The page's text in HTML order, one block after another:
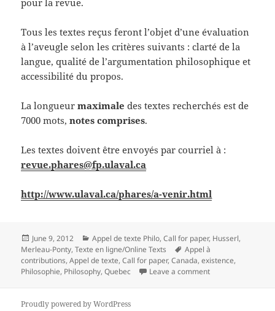
Tous les textes reçus feront l’objet d’une évaluation
à l’aveugle selon les critères suivants : clarté de la
langue, qualité de l’argumentation philosophique et
accessibilité du propos.
La longueurmaximale des textes recherchés est de
7000 mots,notes comprises.
Les textes doivent être envoyés par courriel à :
revue.phares@fp.ulaval.ca
http://www.ulaval.ca/phares/a-venir.html
Posted
on
June 9, 2012 Categories
Appel de texte Philo,Call for paper, Husserl,
Merleau-Ponty,Texte en ligne/Online Texts Tags
Appel à
contributions,Appel de texte,Call for paper,Canada,existence,
Philosophie, Philosophy,Quebec Leave a commenton Appel de textes
Proudly powered by WordPress